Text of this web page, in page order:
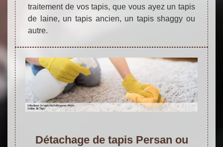
traitement de vos tapis, que vous ayez un tapis
de laine, un tapis ancien, un tapis shaggy ou
autre.
Détachage de tapis Persan ou